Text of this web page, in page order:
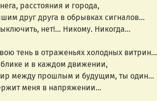
расстояния и города,
друг друга в обрывках сигналов...
нет!... Никому. Никогда...
тень в отраженьях холодных витрин...
и в каждом движении,
между прошлым и будущим, ты один...
меня в напряжении...